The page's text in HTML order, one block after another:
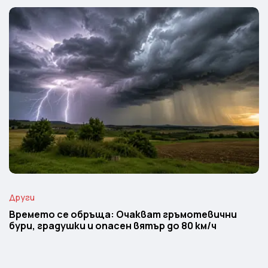
Други
Времето се обръща: Очакват гръмотевични
бури, градушки и опасен вятър до 80 км/ч